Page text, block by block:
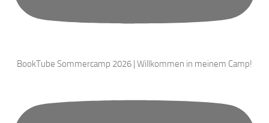
BookTube Sommercamp 2026 | Willkommen in meinem Camp!